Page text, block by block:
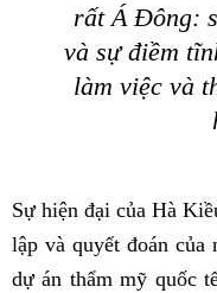
rất Á Đông:
và sự điềm
làm việc và
Sự hiện đại của Hà
lập và quyết đoán của
dự án thẩm mỹ quốc